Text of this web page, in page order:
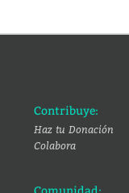
Contribuye:
Haz tu Donación
Colabora